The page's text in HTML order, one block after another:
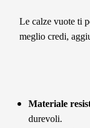
Le calze vuote ti
meglio credi,
Materiale
durevoli.